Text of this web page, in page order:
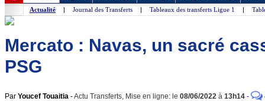
Actualité | Journal des Transferts | Tableaux des transferts Ligue 1 |
Mercato : Navas, un sacré
PSG
Par Youcef Touaitia -Actu Transferts, Mise en ligne: le 08/06/2022 à 13h14 -